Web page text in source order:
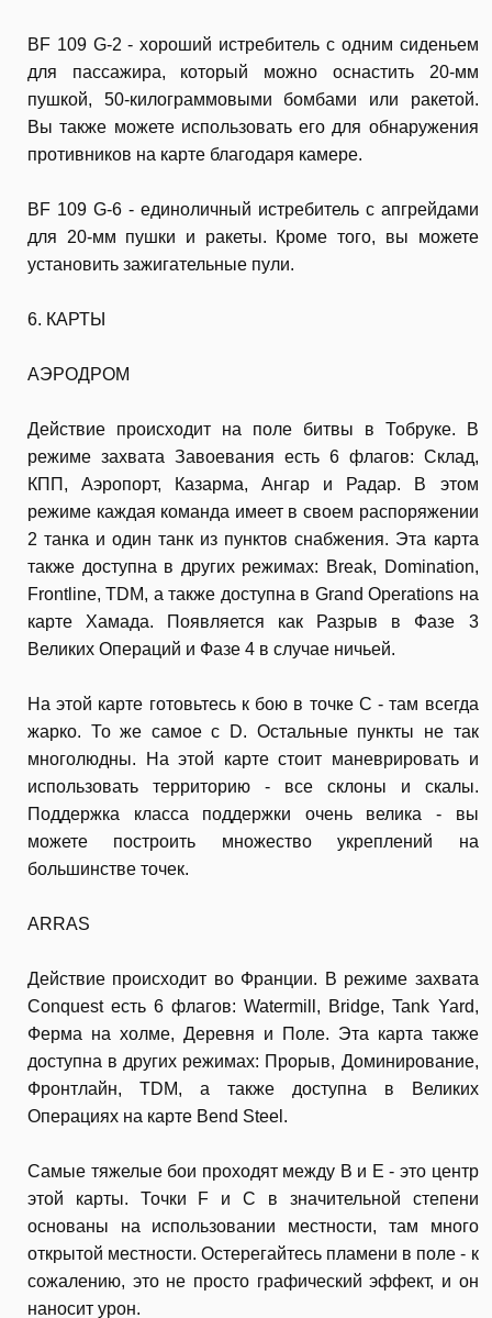
BF 109 G-2 - хороший истребитель с одним сиденьем
для пассажира, который можно оснастить 20-мм
пушкой, 50-килограммовыми бомбами или ракетой.
Вы также можете использовать его для обнаружения
противников на карте благодаря камере.
BF 109 G-6 - единоличный истребитель с апгрейдами
для 20-мм пушки и ракеты. Кроме того, вы можете
установить зажигательные пули.
6. КАРТЫ
АЭРОДРОМ
Действие происходит на поле битвы в Тобруке. В
режиме захвата Завоевания есть 6 флагов: Склад,
КПП, Аэропорт, Казарма, Ангар и Радар. В этом
режиме каждая команда имеет в своем распоряжении
2 танка и один танк из пунктов снабжения. Эта карта
также доступна в других режимах: Break, Domination,
Frontline, TDM, а также доступна в Grand Operations на
карте Хамада. Появляется как Разрыв в Фазе 3
Великих Операций и Фазе 4 в случае ничьей.
На этой карте готовьтесь к бою в точке С - там всегда
жарко. То же самое с D. Остальные пункты не так
многолюдны. На этой карте стоит маневрировать и
использовать территорию - все склоны и скалы.
Поддержка класса поддержки очень велика - вы
можете построить множество укреплений на
большинстве точек.
ARRAS
Действие происходит во Франции. В режиме захвата
Conquest есть 6 флагов: Watermill, Bridge, Tank Yard,
Ферма на холме, Деревня и Поле. Эта карта также
доступна в других режимах: Прорыв, Доминирование,
Фронтлайн, TDM, а также доступна в Великих
Операциях на карте Bend Steel.
Самые тяжелые бои проходят между B и E - это центр
этой карты. Точки F и C в значительной степени
основаны на использовании местности, там много
открытой местности. Остерегайтесь пламени в поле - к
сожалению, это не просто графический эффект, и он
наносит урон.